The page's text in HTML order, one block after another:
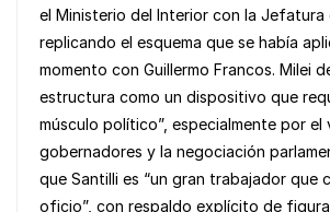
el Ministerio del Interior con la Jefatura
replicando el esquema que se había
momento con Guillermo Francos. Milei
estructura como un dispositivo que
músculo político”, especialmente por el
gobernadores y la negociación
que Santilli es “un gran trabajador que
oficio”, con respaldo explícito de